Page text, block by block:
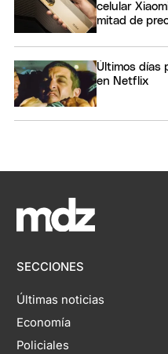
celular
mitad de
Últimos días
en Netflix
SECCIONES
Últimas noticias
Economía
Policiales